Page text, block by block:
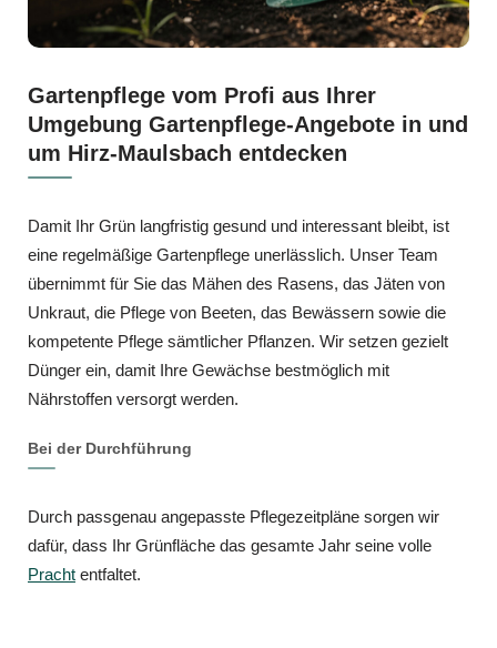
Gartenpflege vom Profi aus Ihrer
Umgebung Gartenpflege-Angebote in und
um Hirz-Maulsbach entdecken
Damit Ihr Grün langfristig gesund und interessant bleibt, ist
eine regelmäßige Gartenpflege unerlässlich. Unser Team
übernimmt für Sie das Mähen des Rasens, das Jäten von
Unkraut, die Pflege von Beeten, das Bewässern sowie die
kompetente Pflege sämtlicher Pflanzen. Wir setzen gezielt
Dünger ein, damit Ihre Gewächse bestmöglich mit
Nährstoffen versorgt werden.
Bei der Durchführung
Durch passgenau angepasste Pflegezeitpläne sorgen wir
dafür, dass Ihr Grünfläche das gesamte Jahr seine volle
Pracht entfaltet.